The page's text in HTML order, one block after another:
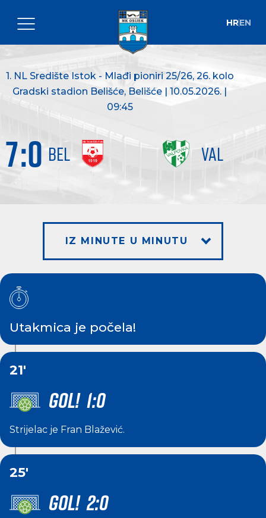
HREN
1. NL Središte Istok - Mlađi pioniri 25/26, 26. kolo
Gradski stadion Belišće, Belišće | 10.05.2026. |
09:45
BEL VAL
7:0
IZ MINUTE U MINUTU
Utakmica je počela!
21'
GOL! 1:0
Strijelac je Fran Blažević.
25'
GOL! 2:0